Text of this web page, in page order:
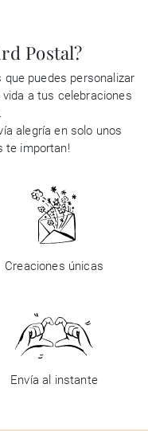
Postal?
puedes personalizar
a tus celebraciones
alegría en solo unos
te importan!
Creaciones únicas
Envía al instante